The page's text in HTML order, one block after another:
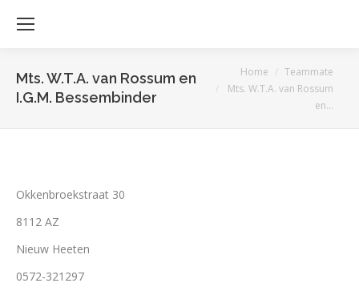
Mts. W.T.A. van Rossum en
I.G.M. Bessembinder
Je bent hier:
Home
Teammate
Mts. W.T.A. van Rossum
en…
Okkenbroekstraat 30
8112 AZ
Nieuw Heeten
0572-321297